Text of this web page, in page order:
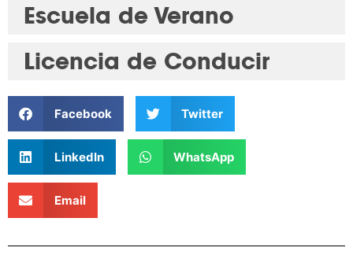
Escuela de Verano
Licencia de Conducir
Facebook Twitter
LinkedIn WhatsApp
Email